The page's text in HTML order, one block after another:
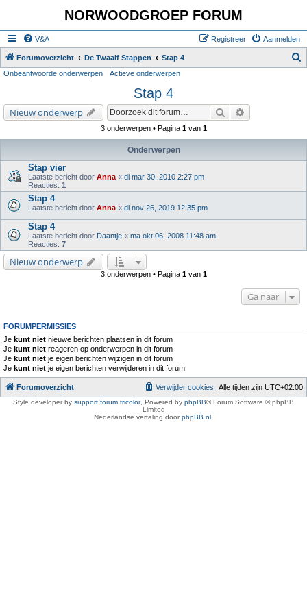
NORWOODGROEP FORUM
V&A Aanmelden
Registreer
Forumoverzicht De Twaalf Stappen Stap 4
Onbeantwoorde onderwerpen Actieve onderwerpen
Stap 4
Nieuw onderwerp Zoek
3 onderwerpen • Pagina 1van 1
Onderwerpen
Stap vier
Laatste bericht door Anna « di mar 30, 2010 2:27 pm
Reacties: 1
Stap 4
Laatste bericht door Anna « di nov 26, 2019 12:35 pm
Stap 4
Laatste bericht door Daantje « ma okt 06, 2008 11:48 am
Reacties: 7
Nieuw onderwerp
3 onderwerpen • Pagina 1van 1
Ga naar
FORUMPERMISSIES
Je kunt niet nieuwe berichten plaatsen in dit forum
Je kunt niet reageren op onderwerpen in dit forum
Je kunt niet je eigen berichten wijzigen in dit forum
Je kunt niet je eigen berichten verwijderen in dit forum
Forumoverzicht Alle tijden zijn UTC+02:00
Verwijder cookies
Style developer by support forum tricolor, Powered by phpBB® Forum Software © phpBB
Limited
Nederlandse vertaling doorphpBB.nl